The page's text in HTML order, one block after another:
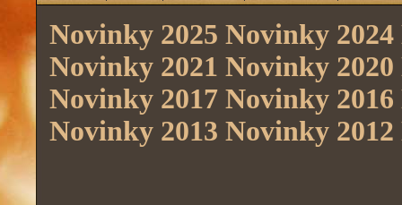
Novinky 2025 Novinky 2024
Novinky 2021 Novinky 2020
Novinky 2017 Novinky 2016
Novinky 2013 Novinky 2012